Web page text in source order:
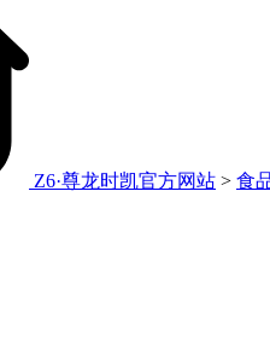
Z6·尊龙时凯官方网站 > 食